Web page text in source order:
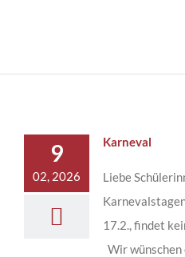
9
02, 2026
Karneval
Liebe
17.2., findet
Wir wünschen